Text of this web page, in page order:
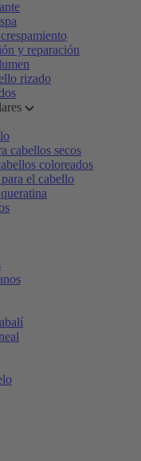
y reparación
rizado
cabellos secos
coloreados
el cabello